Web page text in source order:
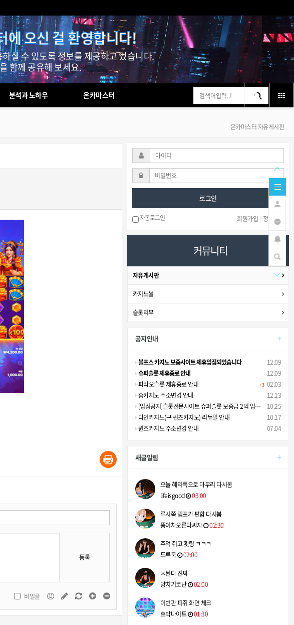
에 오신 걸 환영합니다!
실 수 있도록 정보를 제공하고 있습니다.
함께 공유해 보세요.
분석과 노하우 온카마스터
온카마스터 자유게시판
등록
비밀글
로그인
자동로그인 회원가입 | 정보찾기
커뮤니티
자유게시판
카지노썰
슬롯리뷰
+
공지안내
12.09
볼프스 카지노 보증사이트 제휴입점되었습니다
12.09
슈퍼슬롯 제휴종료 안내
+3 02.03
파라오슬롯 제휴종료 안내
12.13
홈카지노 주소변경 안내
10.25
[입점공지]슬롯전문사이트 슈퍼슬롯 보증금 2억 입점안내
10.17
다인카지노(구 퀸즈카지노) 리뉴얼 안내
07.04
퀸즈카지노 주소변경 안내
+
새글알림
오늘 혜리쪽으로 마무리 다시봄
lifeisgood
03:00
루시쪽 템포가 편함 다시봄
똥이차오른다싸자
02:30
주먹 쥐고 홧팅 ㅋㅋㅋ
도루묵
02:00
ㅈ된다 진짜
양치기코난
02:00
이번판 피쥐 화면 체크
호박나이트
01:30